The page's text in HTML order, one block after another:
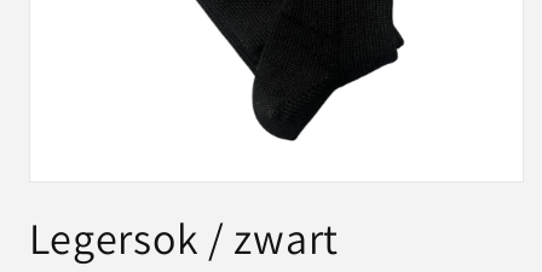
openen
modaal
Legersok / zwart